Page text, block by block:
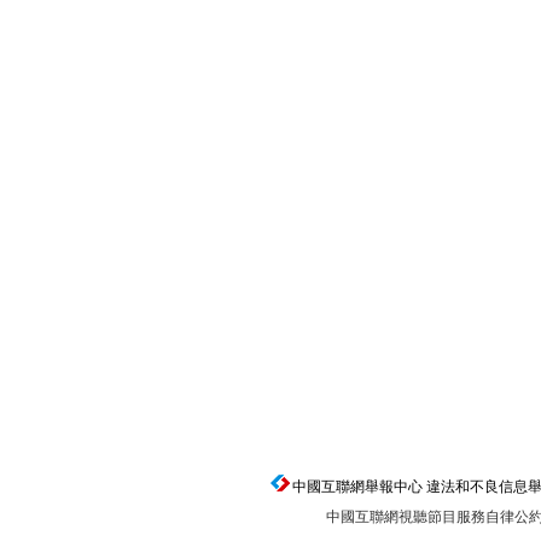
中國互聯網舉報中心 違法和不良信息
中國互聯網視聽節目服務自律公